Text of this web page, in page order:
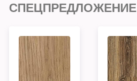
СПЕЦПРЕДЛОЖЕНИЕ